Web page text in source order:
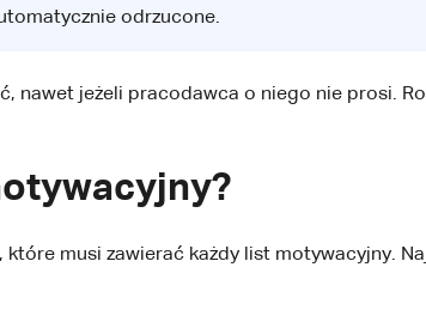
odrzucone.
nawet jeżeli pracodawca o niego nie prosi.
musi zawierać każdy list motywacyjny.